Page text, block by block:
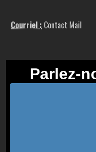
Courriel : Contact Mail